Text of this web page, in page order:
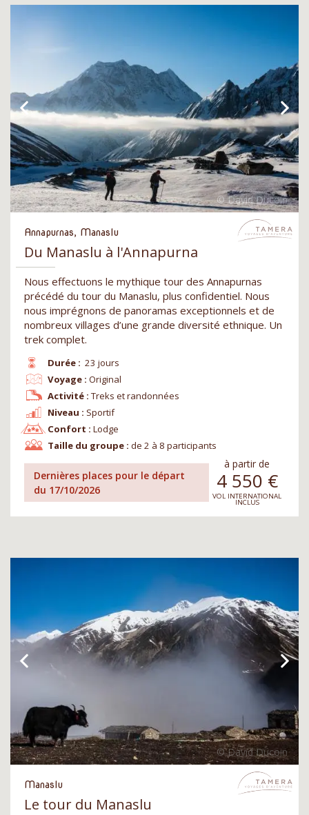
Annapurnas, Manaslu
Du Manaslu à l'Annapurna
Nous effectuons le mythique tour des Annapurnas
précédé du tour du Manaslu, plus confidentiel. Nous
nous imprégnons de panoramas exceptionnels et de
nombreux villages d’une grande diversité ethnique. Un
trek complet.
Durée : 23 jours
Niveau : Sportif
Voyage : Original
Confort : Lodge
Activité : Treks et randonnées
Taille du groupe : de 2 à 8 participants
Dernières places pour le départ
du 17/10/2026
à partir de
4 550 €
VOL INTERNATIONAL
INCLUS
Manaslu
Le tour du Manaslu